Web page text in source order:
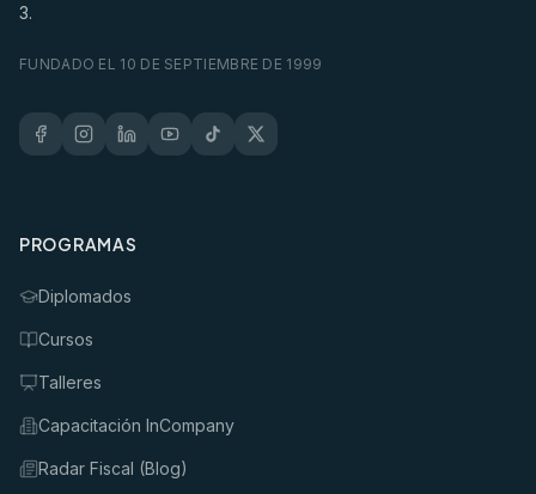
3.
FUNDADO EL 10 DE SEPTIEMBRE DE 1999
PROGRAMAS
Diplomados
Cursos
Talleres
Capacitación InCompany
Radar Fiscal (Blog)